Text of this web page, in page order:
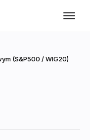
(S&P500 / WIG20)